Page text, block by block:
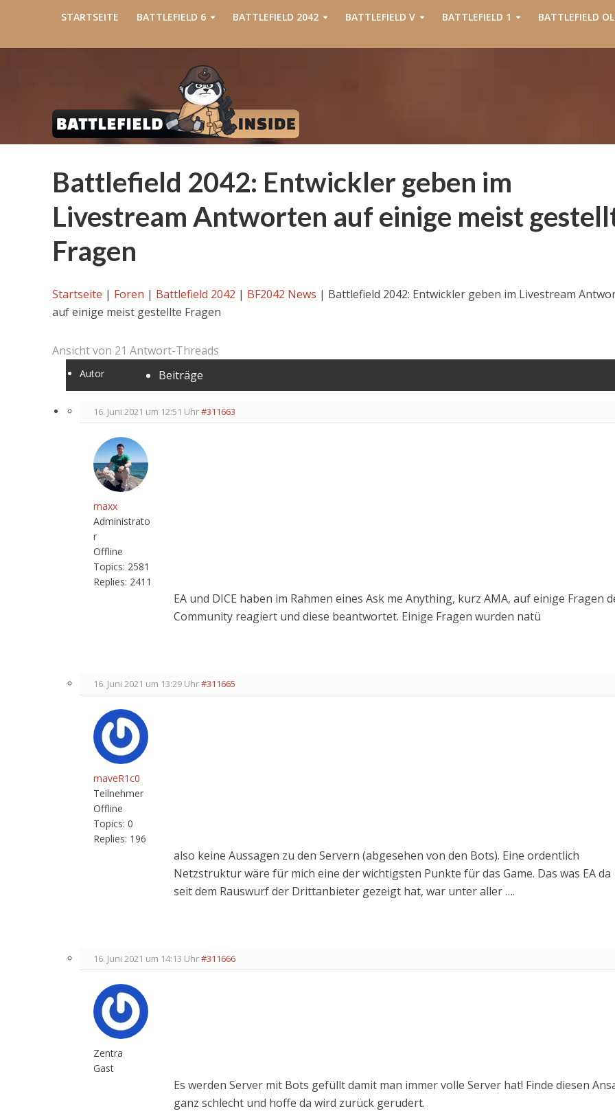
STARTSEITE BATTLEFIELD 6 BATTLEFIELD 2042 BATTLEFIELD V BATTLEFIELD 1 BATTLEFIELD
Battlefield 2042: Entwickler geben im
Livestream Antworten auf einige meist
Fragen
Startseite | Foren | Battlefield 2042 | BF2042 News | Battlefield 2042: Entwickler geben im Livestream
auf einige meist gestellte Fragen
Ansicht von 21 Antwort-Threads
Autor Beiträge
16. Juni 2021 um 12:51 Uhr#311663
maxx
Administrato
r
Offline
Topics: 2581
Replies: 2411
EA und DICE haben im Rahmen eines Ask me Anything, kurz AMA, auf einige Fragen
Community reagiert und diese beantwortet. Einige Fragen wurden natü
16. Juni 2021 um 13:29 Uhr#311665
maveR1c0
Teilnehmer
Offline
Topics: 0
Replies: 196
also keine Aussagen zu den Servern (abgesehen von den Bots). Eine ordentlich
Netzstruktur wäre für mich eine der wichtigsten Punkte für das Game. Das was EA da
seit dem Rauswurf der Drittanbieter gezeigt hat, war unter aller ….
16. Juni 2021 um 14:13 Uhr#311666
Zentra
Gast
Es werden Server mit Bots gefüllt damit man immer volle Server hat! Finde diesen
ganz schlecht und hoffe da wird zurück gerudert.